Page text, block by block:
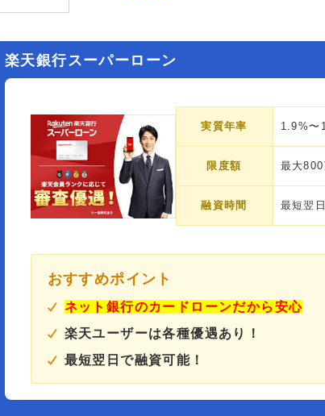
楽天銀行スーパーローン
実質年率 1.9%〜
限度額 最大800
融資時間 最短翌日
おすすめポイント
ネット銀行のカードローンだから安心
楽天ユーザーは各種優遇あり！
最短翌日で融資可能！